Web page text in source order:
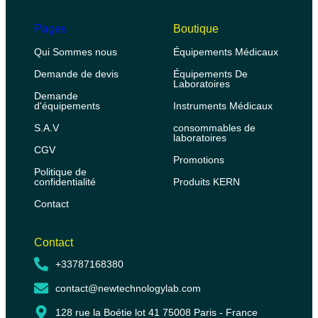
Pages
Qui Sommes nous
Demande de devis
Demande
d'équipements
S.A.V
CGV
Politique de
confidentialité
Contact
Boutique
Équipements Médicaux
Équipements De
Laboratoires
Instruments Médicaux
consommables de
laboratoires
Promotions
Produits KERN
Contact
+33787168380
contact@newtechnologylab.com
128 rue la Boétie lot 41 75008 Paris - France